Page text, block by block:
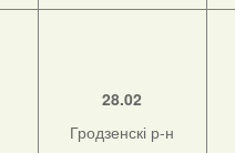
28.02
Гродзенскі р-н